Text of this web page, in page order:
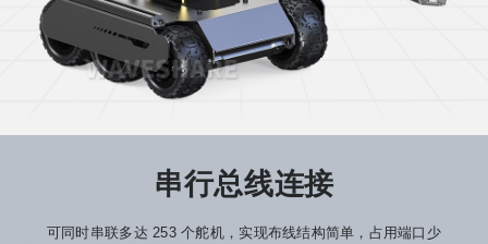
串行总线连接
可同时串联多达 253 个舵机，实现布线结构简单，占用端口少